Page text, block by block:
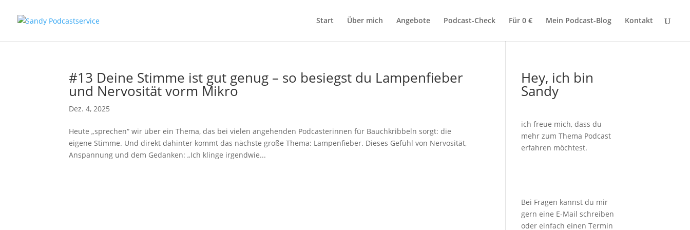
Start Über mich Angebote Podcast-Check Für 0 € Mein Podcast-Blog Kontakt
#13 Deine Stimme ist gut genug – so besiegst du Lampenfieber
und Nervosität vorm Mikro
Dez. 4, 2025
Heute „sprechen“ wir über ein Thema, das bei vielen angehenden Podcasterinnen für Bauchkribbeln sorgt: die
eigene Stimme. Und direkt dahinter kommt das nächste große Thema: Lampenfieber. Dieses Gefühl von Nervosität,
Anspannung und dem Gedanken: „Ich klinge irgendwie...
Hey, ich bin
Sandy
ich freue mich, dass du
mehr zum Thema Podcast
erfahren möchtest.
Bei Fragen kannst du mir
gern eine E-Mail schreiben
oder einfach einen Termin